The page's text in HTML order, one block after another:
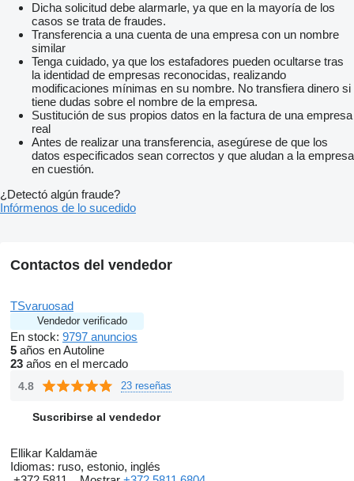
Dicha solicitud debe alarmarle, ya que en la mayoría de los
casos se trata de fraudes.
Transferencia a una cuenta de una empresa con un nombre
similar
Tenga cuidado, ya que los estafadores pueden ocultarse tras
la identidad de empresas reconocidas, realizando
modificaciones mínimas en su nombre. No transfiera dinero si
tiene dudas sobre el nombre de la empresa.
Sustitución de sus propios datos en la factura de una empresa
real
Antes de realizar una transferencia, asegúrese de que los
datos especificados sean correctos y que aludan a la empresa
en cuestión.
¿Detectó algún fraude?
Infórmenos de lo sucedido
Contactos del vendedor
TSvaruosad
Vendedor verificado
En stock: 9797 anuncios
5 años en Autoline
23 años en el mercado
4.8 23 reseñas
Suscribirse al vendedor
Ellikar Kaldamäe
Idiomas: ruso, estonio, inglés